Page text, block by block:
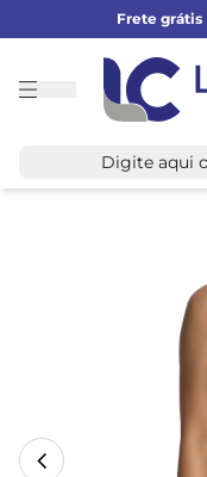
Frete grátis
Linha